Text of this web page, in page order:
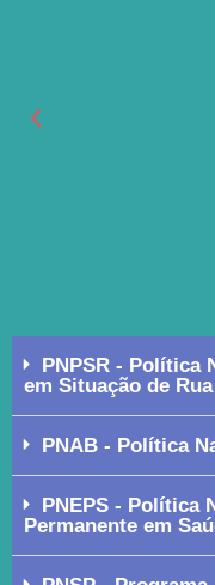
PNPSR - Política
em Situação de Rua
PNAB - Política
PNEPS - Política
Permanente em